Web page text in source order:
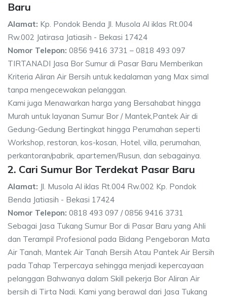
Baru
Alamat: Kp. Pondok Benda Jl. Musola Al iklas Rt.004
Rw.002 Jatirasa Jatiasih - Bekasi 17424
Nomor Telepon: 0856 9416 3731 – 0818 493 097
TIRTANADI Jasa Bor Sumur di Pasar Baru Memberikan
Kriteria Aliran Air Bersih untuk kedalaman yang Max simal
tanpa mengecewakan pelanggan.
Kami juga Menawarkan harga yang Bersahabat hingga
Murah untuk layanan Sumur Bor / Mantek,Pantek Air di
Gedung-Gedung Bertingkat hingga Perumahan seperti
Workshop, restoran, kos-kosan, Hotel, villa, perumahan,
perkantoran/pabrik, apartemen/Rusun, dan sebagainya.
2. Cari Sumur Bor Terdekat Pasar Baru
Alamat: Jl. Musola Al iklas Rt.004 Rw.002 Kp. Pondok
Benda Jatiasih - Bekasi 17424
Nomor Telepon: 0818 493 097 / 0856 9416 3731
Sebagai Jasa Tukang Sumur Bor di Pasar Baru yang Ahli
dan Terampil Profesional pada Bidang Pengeboran Mata
Air Tanah, Mantek Air Tanah Bersih Atau Pantek Air Bersih
pada Tahap Terpercaya sehingga menjadi kepercayaan
pelanggan Bahwanya dalam Skill pekerja Bor Aliran Air
bersih di Tirta Nadi. Kami yang berawal dari Jasa Tukang